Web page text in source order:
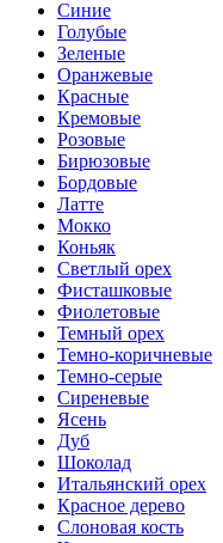
Синие
Голубые
Зеленые
Оранжевые
Красные
Кремовые
Розовые
Бирюзовые
Бордовые
Латте
Мокко
Коньяк
Светлый орех
Фисташковые
Фиолетовые
Темный орех
Темно-коричневые
Темно-серые
Сиреневые
Ясень
Дуб
Шоколад
Итальянский орех
Красное дерево
Слоновая кость